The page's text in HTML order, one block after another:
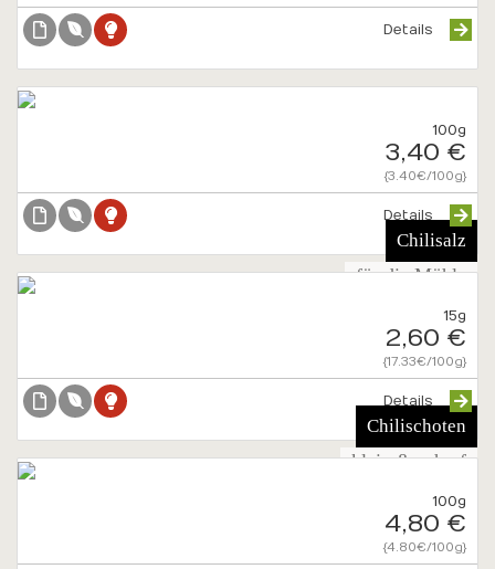
Details
Chilisalz
für die Mühle
100g
3,40 €
{3.40€/100g}
Details
Chilischoten
klein & scharf
15g
2,60 €
{17.33€/100g}
Details
100g
4,80 €
{4.80€/100g}